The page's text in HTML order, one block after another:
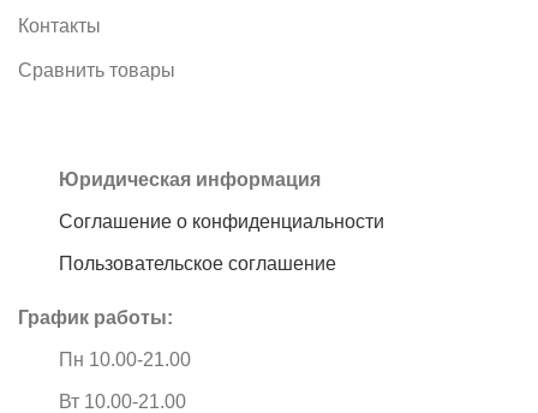
Контакты
Сравнить товары
Юридическая информация
Соглашение о конфиденциальности
Пользовательское соглашение
График работы:
Пн 10.00-21.00
Вт 10.00-21.00